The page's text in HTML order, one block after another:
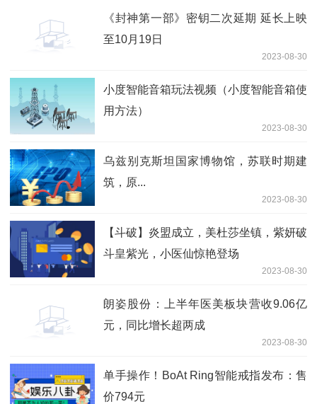
《封神第一部》密钥二次延期 延长上映
至10月19日
2023-08-30
小度智能音箱玩法视频（小度智能音箱使
用方法）
2023-08-30
乌兹别克斯坦国家博物馆，苏联时期建
筑，原...
2023-08-30
【斗破】炎盟成立，美杜莎坐镇，紫妍破
斗皇紫光，小医仙惊艳登场
2023-08-30
朗姿股份：上半年医美板块营收9.06亿
元，同比增长超两成
2023-08-30
单手操作！BoAt Ring智能戒指发布：售
价794元